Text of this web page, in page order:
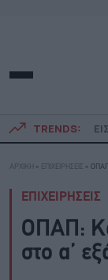
TRENDS:
ΑΡΧΙΚΗ » ΕΠΙΧΕΙΡΗΣΕΙΣ »
ΕΠΙΧΕΙΡΗΣΕΙΣ
ΟΠΑΠ:
στο α’